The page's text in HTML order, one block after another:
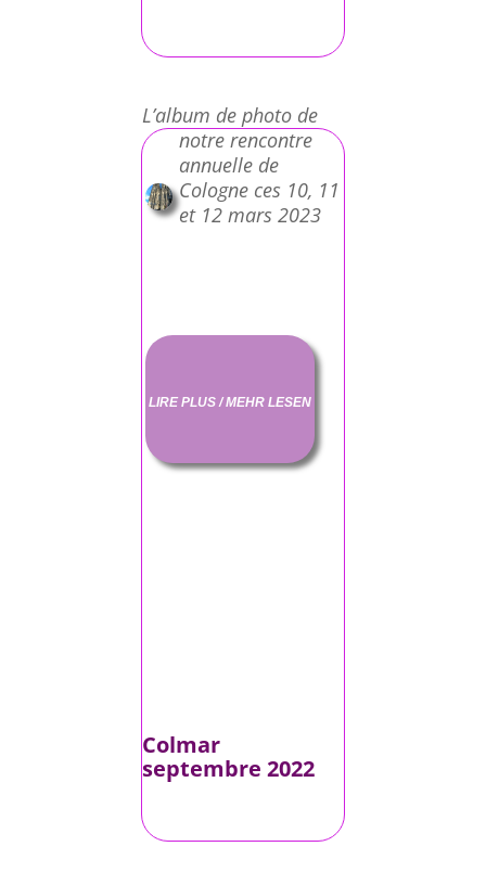
L’album de photo de
notre rencontre
annuelle de
Cologne ces 10, 11
et 12 mars 2023
LIRE PLUS / MEHR LESEN
Colmar
septembre 2022